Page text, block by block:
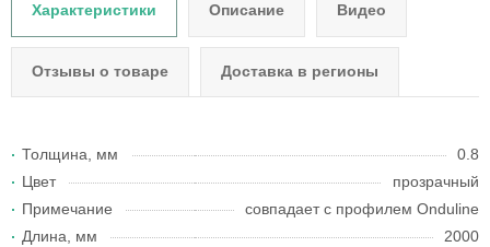
Характеристики Описание Видео
Отзывы о товаре Доставка в регионы
Толщина, мм
0.8
Цвет
прозрачный
Примечание
совпадает с профилем Onduline
Длина, мм
2000